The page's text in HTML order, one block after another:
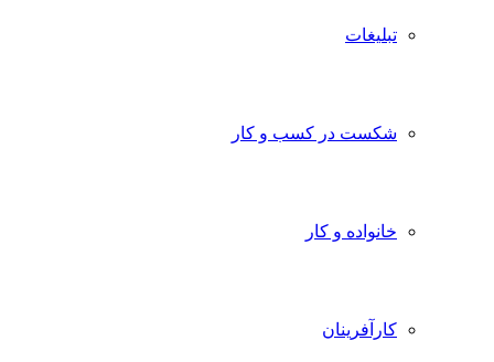
تبلیغات
شکست در کسب و کار
خانواده و کار
کارآفرینان